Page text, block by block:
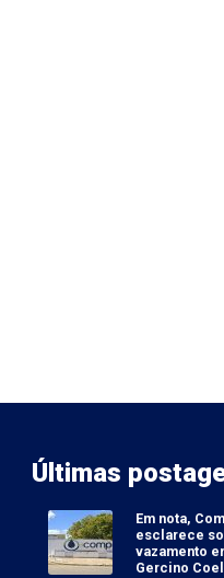
Últimas
Em nota,
esclarece
vazamento
Gercino